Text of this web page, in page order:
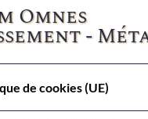
Omnes
-
de cookies (UE)